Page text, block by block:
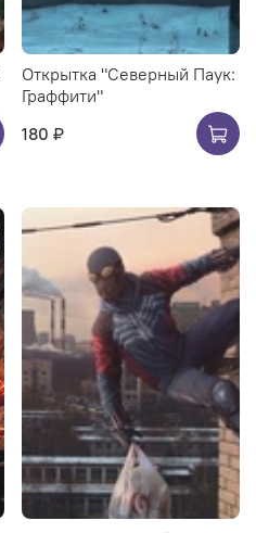
Открытка "Северный Паук:
Граффити"
180 ₽